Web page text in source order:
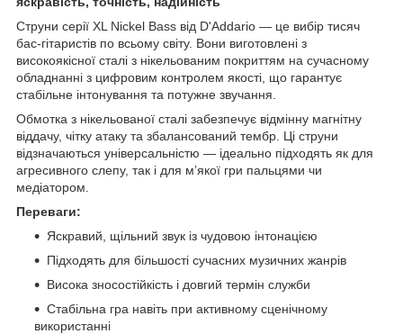
Струни серії XL Nickel Bass від D'Addario — це вибір тисяч
бас-гітаристів по всьому світу. Вони виготовлені з
високоякісної сталі з нікельованим покриттям на сучасному
обладнанні з цифровим контролем якості, що гарантує
стабільне інтонування та потужне звучання.
Обмотка з нікельованої сталі забезпечує відмінну магнітну
віддачу, чітку атаку та збалансований тембр. Ці струни
відзначаються універсальністю — ідеально підходять як для
агресивного слепу, так і для м’якої гри пальцями чи
медіатором.
Переваги:
Яскравий, щільний звук із чудовою інтонацією
Підходять для більшості сучасних музичних жанрів
Висока зносостійкість і довгий термін служби
Стабільна гра навіть при активному сценічному
використанні